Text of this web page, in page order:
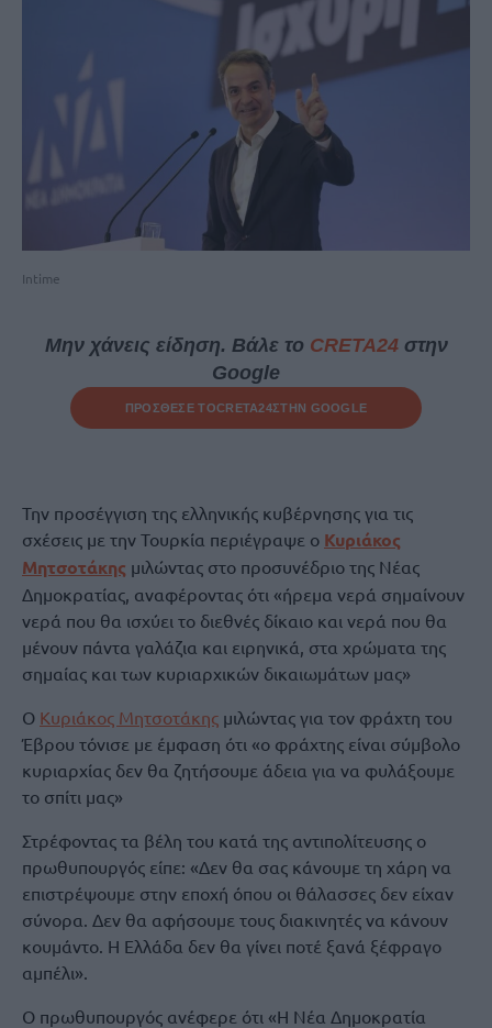
Intime
Μην χάνεις είδηση. Βάλε το CRETA24στην
Google
ΠΡΟΣΘΕΣΕ ΤΟCRETA24ΣΤΗΝ GOOGLE
Την προσέγγιση της ελληνικής κυβέρνησης για τις
σχέσεις με την Τουρκία περιέγραψε ο Κυριάκος
Μητσοτάκης μιλώντας στο προσυνέδριο της Νέας
Δημοκρατίας, αναφέροντας ότι «ήρεμα νερά σημαίνουν
νερά που θα ισχύει το διεθνές δίκαιο και νερά που θα
μένουν πάντα γαλάζια και ειρηνικά, στα χρώματα της
σημαίας και των κυριαρχικών δικαιωμάτων μας»
Ο Κυριάκος Μητσοτάκης μιλώντας για τον φράχτη του
Έβρου τόνισε με έμφαση ότι «ο φράχτης είναι σύμβολο
κυριαρχίας δεν θα ζητήσουμε άδεια για να φυλάξουμε
το σπίτι μας»
Στρέφοντας τα βέλη του κατά της αντιπολίτευσης ο
πρωθυπουργός είπε: «Δεν θα σας κάνουμε τη χάρη να
επιστρέψουμε στην εποχή όπου οι θάλασσες δεν είχαν
σύνορα. Δεν θα αφήσουμε τους διακινητές να κάνουν
κουμάντο. Η Ελλάδα δεν θα γίνει ποτέ ξανά ξέφραγο
αμπέλι».
Ο πρωθυπουργός ανέφερε ότι «Η Νέα Δημοκρατία